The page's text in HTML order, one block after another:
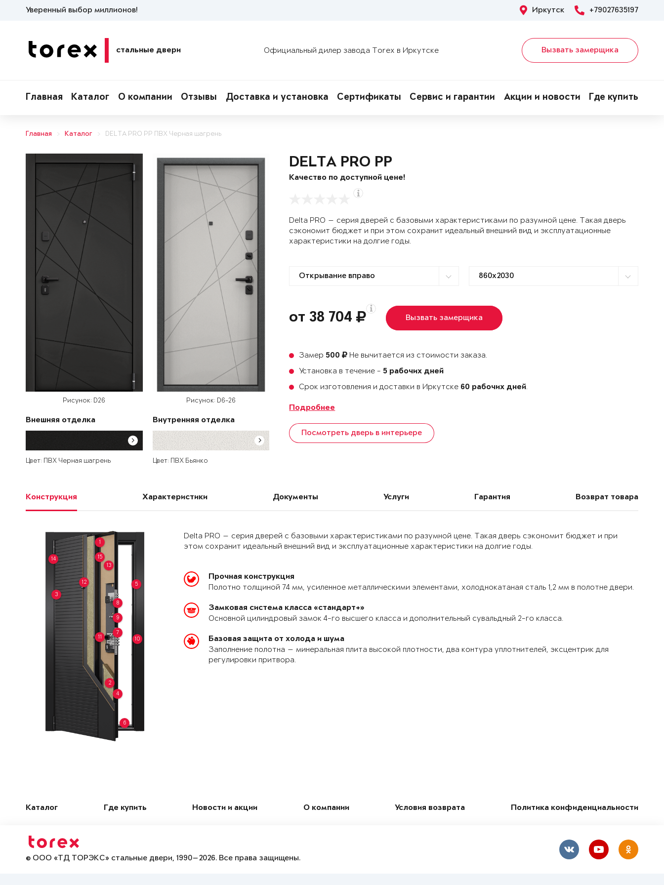
Уверенный выбор миллионов! Иркутск +79027635197
стальные двери Официальный дилер завода Torex в Иркутске Вызвать замерщика
Главная Каталог О компании Отзывы Доставка и установка Сертификаты Сервис и гарантии Акции и новости Где купить
Главная Каталог DELTA PRO PP ПВХ Черная шагрень
Рисунок: D26
Внешняя отделка
Цвет: ПВХ Черная шагрень
Рисунок: D6-26
Внутренняя отделка
Цвет: ПВХ Бьянко
DELTA PRO PP
Качество по доступной цене!
Delta PRO — серия дверей с базовыми характеристиками по разумной цене. Такая дверь
сэкономит бюджет и при этом сохранит идеальный внешний вид и эксплуатационные
характеристики на долгие годы.
от 38 704 Вызвать замерщика
Замер 500
Не вычитается из стоимости заказа.
Установка в течение - 5 рабочих дней
Срок изготовления и доставки в Иркутске 60 рабочих дней.
Подробнее
Посмотреть дверь в интерьере
Конструкция Характеристики Документы Услуги Гарантия Возврат товара
1
2
3
4
5
6
7
8
9
10
11
12
13
14 15
Delta PRO — серия дверей с базовыми характеристиками по разумной цене. Такая дверь сэкономит бюджет и при
этом сохранит идеальный внешний вид и эксплуатационные характеристики на долгие годы.
Прочная конструкция
Полотно толщиной 74 мм, усиленное металлическими элементами, холоднокатаная сталь 1,2 мм в полотне двери.
Замковая система класса «стандарт+»
Основной цилиндровый замок 4-го высшего класса и дополнительный сувальдный 2-го класса.
Базовая защита от холода и шума
Заполнение полотна — минеральная плита высокой плотности, два контура уплотнителей, эксцентрик для
регулировки притвора.
Каталог Где купить Новости и акции О компании Условия возврата Политика конфиденциальности
© ООО «ТД ТОРЭКС» стальные двери, 1990—2026. Все права защищены.